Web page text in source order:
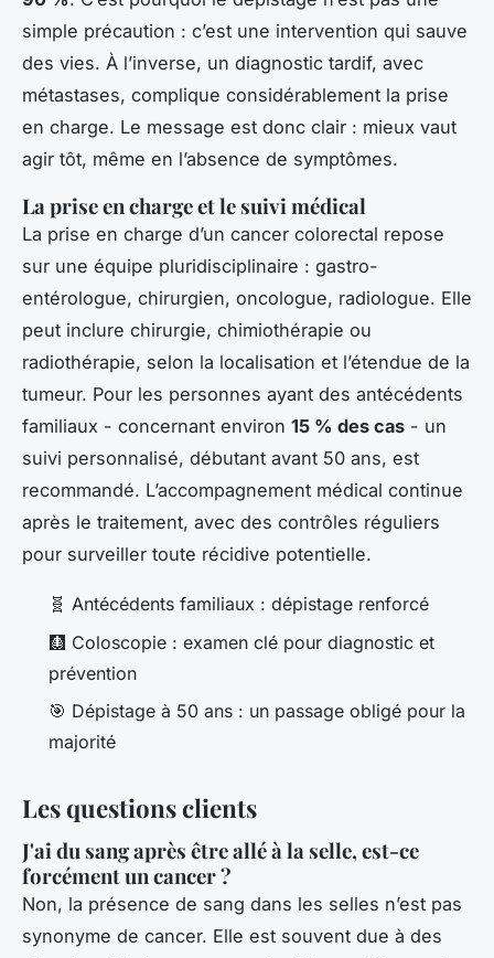
simple précaution : c’est une intervention qui sauve
des vies. À l’inverse, un diagnostic tardif, avec
métastases, complique considérablement la prise
en charge. Le message est donc clair : mieux vaut
agir tôt, même en l’absence de symptômes.
La prise en charge et le suivi médical
La prise en charge d’un cancer colorectal repose
sur une équipe pluridisciplinaire : gastro-
entérologue, chirurgien, oncologue, radiologue. Elle
peut inclure chirurgie, chimiothérapie ou
radiothérapie, selon la localisation et l’étendue de la
tumeur. Pour les personnes ayant des antécédents
familiaux - concernant environ 15 % des cas - un
suivi personnalisé, débutant avant 50 ans, est
recommandé. L’accompagnement médical continue
après le traitement, avec des contrôles réguliers
pour surveiller toute récidive potentielle.
🧬 Antécédents familiaux : dépistage renforcé
🩻 Coloscopie : examen clé pour diagnostic et
prévention
🎯 Dépistage à 50 ans : un passage obligé pour la
majorité
Les questions clients
J'ai du sang après être allé à la selle, est-ce
forcément un cancer ?
Non, la présence de sang dans les selles n’est pas
synonyme de cancer. Elle est souvent due à des